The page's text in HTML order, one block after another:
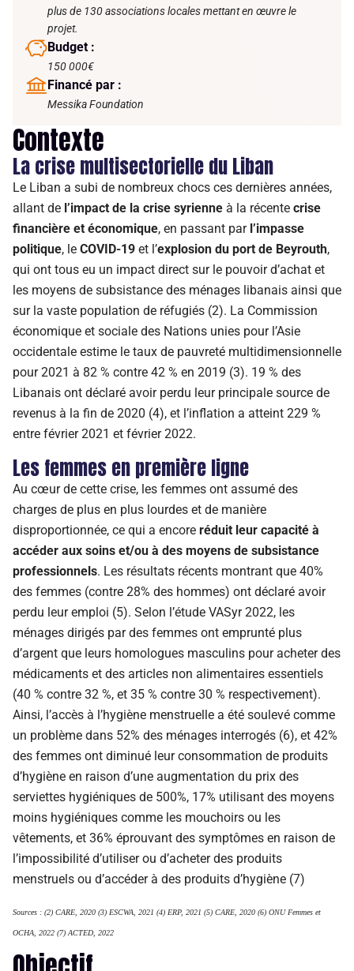
Contexte
La crise multisectorielle du Liban
Le Liban a subi de nombreux chocs ces dernières années,
allant de l’impact de la crise syrienne à la récente crise
financière et économique, en passant par l’impasse
politique, le COVID-19 et l’explosion du port de Beyrouth,
qui ont tous eu un impact direct sur le pouvoir d’achat et
les moyens de subsistance des ménages libanais ainsi que
sur la vaste population de réfugiés (2). La Commission
économique et sociale des Nations unies pour l’Asie
occidentale estime le taux de pauvreté multidimensionnelle
pour 2021 à 82 % contre 42 % en 2019 (3). 19 % des
Libanais ont déclaré avoir perdu leur principale source de
revenus à la fin de 2020 (4), et l’inflation a atteint 229 %
entre février 2021 et février 2022.
Les femmes en première ligne
Au cœur de cette crise, les femmes ont assumé des
charges de plus en plus lourdes et de manière
disproportionnée, ce qui a encore réduit leur capacité à
accéder aux soins et/ou à des moyens de subsistance
professionnels. Les résultats récents montrant que 40%
des femmes (contre 28% des hommes) ont déclaré avoir
perdu leur emploi (5). Selon l’étude VASyr 2022, les
ménages dirigés par des femmes ont emprunté plus
d’argent que leurs homologues masculins pour acheter des
médicaments et des articles non alimentaires essentiels
(40 % contre 32 %, et 35 % contre 30 % respectivement).
Ainsi, l’accès à l’hygiène menstruelle a été soulevé comme
un problème dans 52% des ménages interrogés (6), et 42%
des femmes ont diminué leur consommation de produits
d’hygiène en raison d’une augmentation du prix des
serviettes hygiéniques de 500%, 17% utilisant des moyens
moins hygiéniques comme les mouchoirs ou les
vêtements, et 36% éprouvant des symptômes en raison de
l’impossibilité d’utiliser ou d’acheter des produits
menstruels ou d’accéder à des produits d’hygiène (7)
Sources : (2) CARE, 2020 (3) ESCWA, 2021 (4) ERP, 2021 (5) CARE, 2020 (6) ONU Femmes et
OCHA, 2022 (7) ACTED, 2022
plus de 130 associations locales mettant en œuvre le
projet.
Budget :
150 000€
Financé par :
Messika Foundation